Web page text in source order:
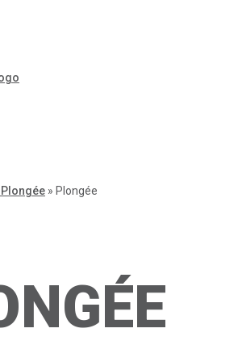
Plongée » Plongée